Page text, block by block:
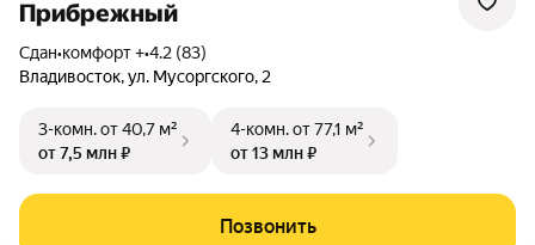
Прибрежный
Сдан•комфорт +•4.2 (83)
Владивосток, ул. Мусоргского, 2
3-комн.от 40,7 м²
от 7,5 млн ₽
4-комн.от 77,1 м²
от 13 млн ₽
Позвонить